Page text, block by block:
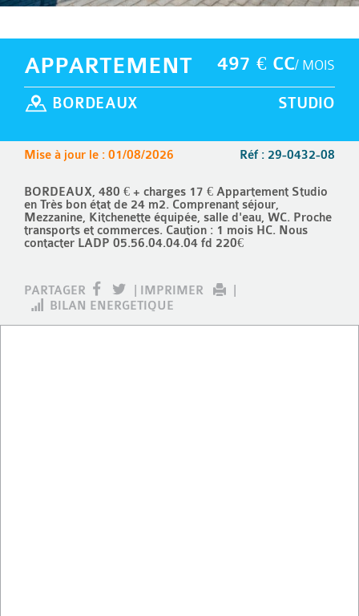
497 € CC/ MOIS
APPARTEMENT
STUDIO
BORDEAUX
Réf : 29-0432-08
Mise à jour le : 01/08/2026
BORDEAUX, 480 € + charges 17 € Appartement Studio
en Très bon état de 24 m2. Comprenant séjour,
Mezzanine, Kitchenette équipée, salle d'eau, WC. Proche
transports et commerces. Caution : 1 mois HC. Nous
contacter LADP 05.56.04.04.04 fd 220€
PARTAGER IMPRIMER
BILAN ENERGETIQUE